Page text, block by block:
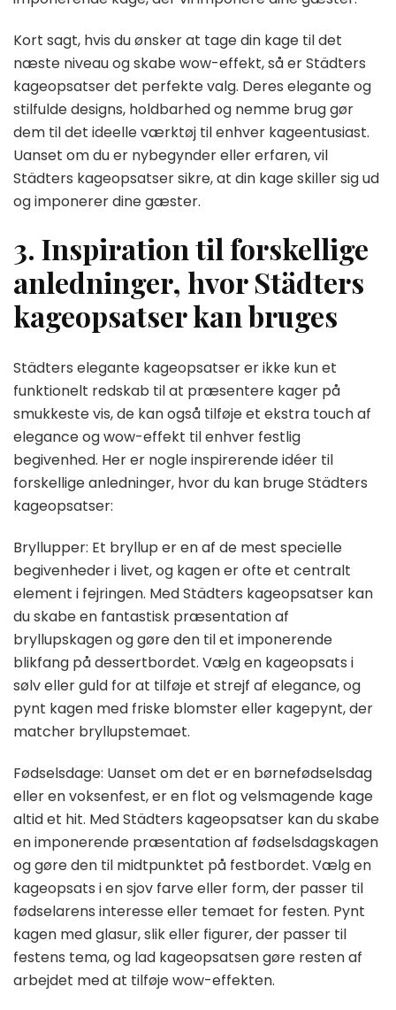
Kort sagt, hvis du ønsker at tage din kage til det
næste niveau og skabe wow-effekt, så er Städters
kageopsatser det perfekte valg. Deres elegante og
stilfulde designs, holdbarhed og nemme brug gør
dem til det ideelle værktøj til enhver kageentusiast.
Uanset om du er nybegynder eller erfaren, vil
Städters kageopsatser sikre, at din kage skiller sig ud
og imponerer dine gæster.
3. Inspiration til forskellige
anledninger, hvor Städters
kageopsatser kan bruges
Städters elegante kageopsatser er ikke kun et
funktionelt redskab til at præsentere kager på
smukkeste vis, de kan også tilføje et ekstra touch af
elegance og wow-effekt til enhver festlig
begivenhed. Her er nogle inspirerende idéer til
forskellige anledninger, hvor du kan bruge Städters
kageopsatser:
Bryllupper: Et bryllup er en af de mest specielle
begivenheder i livet, og kagen er ofte et centralt
element i fejringen. Med Städters kageopsatser kan
du skabe en fantastisk præsentation af
bryllupskagen og gøre den til et imponerende
blikfang på dessertbordet. Vælg en kageopsats i
sølv eller guld for at tilføje et strejf af elegance, og
pynt kagen med friske blomster eller kagepynt, der
matcher bryllupstemaet.
Fødselsdage: Uanset om det er en børnefødselsdag
eller en voksenfest, er en flot og velsmagende kage
altid et hit. Med Städters kageopsatser kan du skabe
en imponerende præsentation af fødselsdagskagen
og gøre den til midtpunktet på festbordet. Vælg en
kageopsats i en sjov farve eller form, der passer til
fødselarens interesse eller temaet for festen. Pynt
kagen med glasur, slik eller figurer, der passer til
festens tema, og lad kageopsatsen gøre resten af
arbejdet med at tilføje wow-effekten.